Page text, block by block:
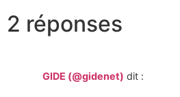
2 réponses
GIDE (@gidenet) dit :